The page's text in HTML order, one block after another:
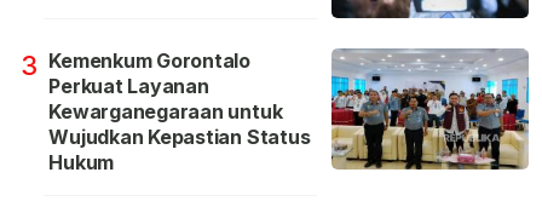
3 Kemenkum Gorontalo
Perkuat Layanan
Kewarganegaraan untuk
Wujudkan Kepastian Status
Hukum